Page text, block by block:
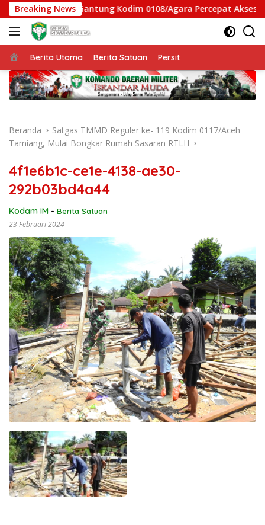
Langsung
ke
konten
Breaking News
Jembatan Gantung Kodim 0108/Agara Percepat Akses
Beranda
Berita Utama Berita Satuan Persit
Beranda
Satgas TMMD Reguler ke- 119 Kodim 0117/Aceh
Tamiang, Mulai Bongkar Rumah Sasaran RTLH
4f1e6b1c-ce1e-4138-ae30-
292b03bd4a44
Kodam IM - Berita Satuan
23 Februari 2024